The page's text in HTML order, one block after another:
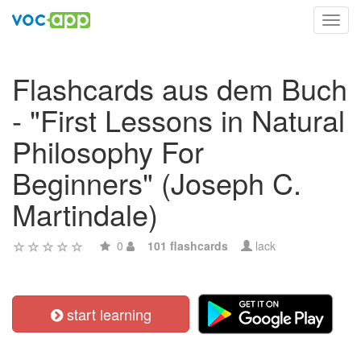
Flashcards aus dem Buch
- "First Lessons in Natural
Philosophy For
Beginners" (Joseph C.
Martindale)
0 101 flashcards lack
start learning